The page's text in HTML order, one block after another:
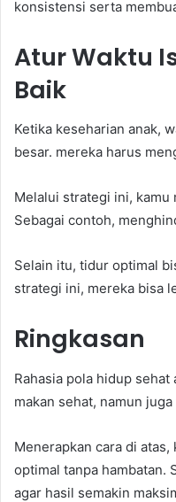
konsistensi serta
Atur Waktu
Baik
Ketika keseharian anak,
besar. mereka harus
Melalui strategi ini, kamu
Sebagai contoh,
Selain itu, tidur optimal
strategi ini, mereka bisa
Ringkasan
Rahasia pola hidup sehat
makan sehat, namun
Menerapkan cara di
optimal tanpa hambatan.
agar hasil semakin